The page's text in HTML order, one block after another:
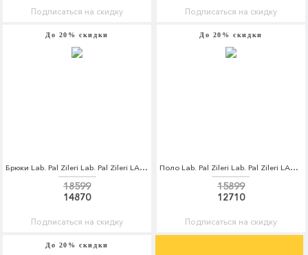
Подписаться на скидку Подписаться на скидку
До 20% скидки
Брюки Lab. Pal Zileri Lab. Pal Zileri LA059EMCEJN5
18599
14870
Подписаться на скидку
До 20% скидки
Поло Lab. Pal Zileri Lab. Pal Zileri LA059EMCEJN6
15899
12710
Подписаться на скидку
До 20% скидки